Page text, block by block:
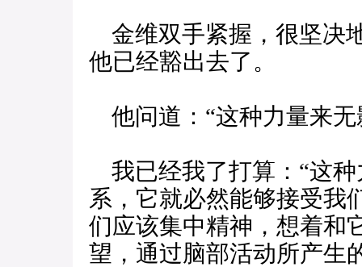
金维双手紧握，很坚决
他已经豁出去了。
他问道：“这种力量来无
我已经我了打算：“这
系，它就必然能够接受我
们应该集中精神，想着和
望，通过脑部活动所产生